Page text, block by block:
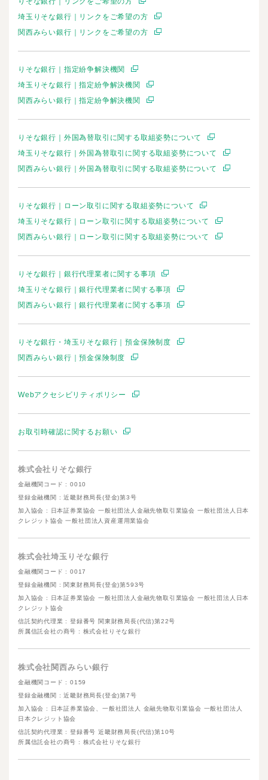
埼玉りそな銀行｜リンクをご希望の方
関西みらい銀行｜リンクをご希望の方
りそな銀行｜指定紛争解決機関
埼玉りそな銀行｜指定紛争解決機関
関西みらい銀行｜指定紛争解決機関
りそな銀行｜外国為替取引に関する取組姿勢について
埼玉りそな銀行｜外国為替取引に関する取組姿勢について
関西みらい銀行｜外国為替取引に関する取組姿勢について
りそな銀行｜ローン取引に関する取組姿勢について
埼玉りそな銀行｜ローン取引に関する取組姿勢について
関西みらい銀行｜ローン取引に関する取組姿勢について
りそな銀行｜銀行代理業者に関する事項
埼玉りそな銀行｜銀行代理業者に関する事項
関西みらい銀行｜銀行代理業者に関する事項
りそな銀行・埼玉りそな銀行｜預金保険制度
関西みらい銀行｜預金保険制度
Webアクセシビリティポリシー
お取引時確認に関するお願い
株式会社りそな銀行
金融機関コード : 0010
登録金融機関 : 近畿財務局長(登金)第3号
加入協会 : 日本証券業協会 一般社団法人金融先物取引業協会 一般社団法人日本
クレジット協会 一般社団法人資産運用業協会
株式会社埼玉りそな銀行
金融機関コード : 0017
登録金融機関 : 関東財務局長(登金)第593号
加入協会 : 日本証券業協会 一般社団法人金融先物取引業協会 一般社団法人日本
クレジット協会
信託契約代理業 : 登録番号 関東財務局長(代信)第22号
所属信託会社の商号 : 株式会社りそな銀行
株式会社関西みらい銀行
金融機関コード : 0159
登録金融機関 : 近畿財務局長(登金)第7号
加入協会 : 日本証券業協会、一般社団法人 金融先物取引業協会 一般社団法人
日本クレジット協会
信託契約代理業 : 登録番号 近畿財務局長(代信)第10号
所属信託会社の商号 : 株式会社りそな銀行